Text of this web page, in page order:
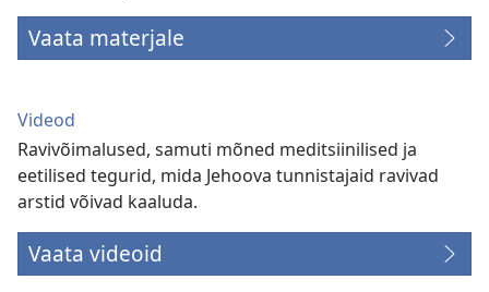
Vaata materjale
Videod
Ravivõimalused, samuti mõned meditsiinilised ja
eetilised tegurid, mida Jehoova tunnistajaid ravivad
arstid võivad kaaluda.
Vaata videoid